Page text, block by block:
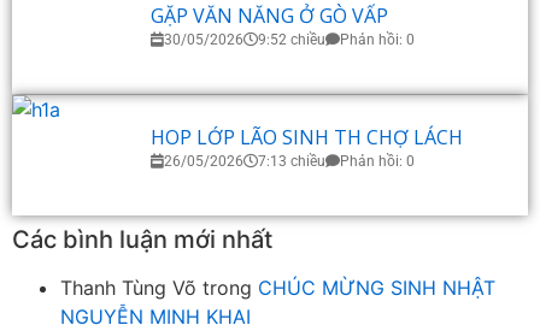
GẶP VĂN NĂNG Ở GÒ VẤP
30/05/2026 9:52 chiều Phản hồi: 0
HOP LỚP LÃO SINH TH CHỢ LÁCH
26/05/2026 7:13 chiều Phản hồi: 0
Các bình luận mới nhất
Thanh Tùng Võ trong CHÚC MỪNG SINH NHẬT
NGUYỄN MINH KHAI